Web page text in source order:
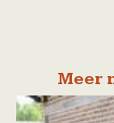
Meer